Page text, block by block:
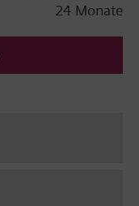
24 Monate